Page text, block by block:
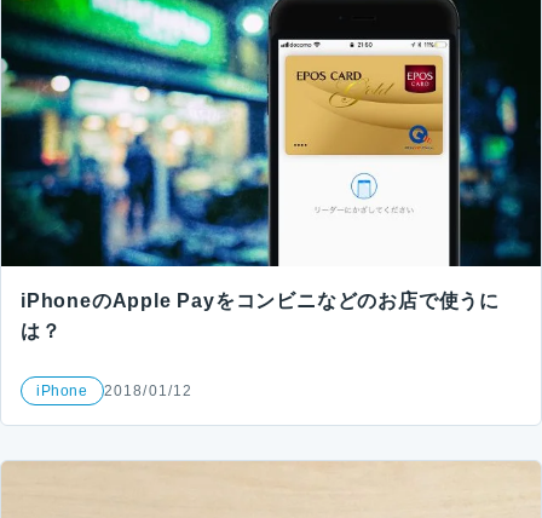
iPhoneのApple Payをコンビニなどのお店で使うに
は？
iPhone 2018/01/12